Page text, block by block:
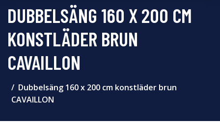
DUBBELSÄNG 160 X 200 CM
KONSTLÄDER BRUN
CAVAILLON
Dubbelsäng 160 x 200 cm konstläder brun
CAVAILLON